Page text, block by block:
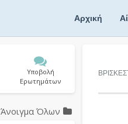
Αρχική
Υποβολή
Ερωτημάτων
Άνοιγμα Όλων